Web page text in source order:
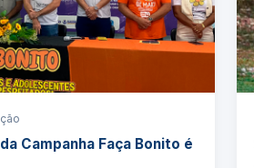
Campanha Faça Bonito é